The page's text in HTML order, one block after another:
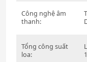
Công nghệ âm
thanh:
Tổng công suất
loa: